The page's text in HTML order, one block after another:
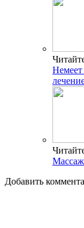
Массаж
Добавить